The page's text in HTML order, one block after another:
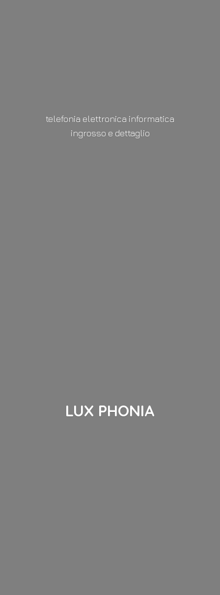
LUX PHONIA
telefonia elettronica informatica
ingrosso e dettaglio